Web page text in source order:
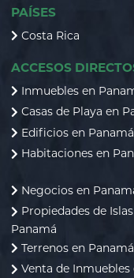
PAÍSES
Costa Rica
ACCESOS
Inmuebles en
Casas de Playa en
Edificios en Panamá
Habitaciones en
Negocios en
Propiedades de
Panamá
Terrenos en Panamá
Venta de Inmuebles